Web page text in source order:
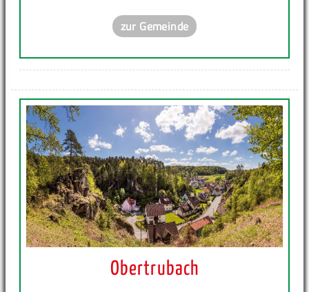
zur Gemeinde
Obertrubach